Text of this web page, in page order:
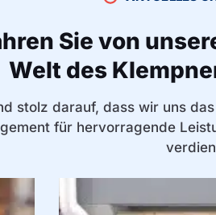
Sie von
Welt des
stolz darauf, dass wir uns
für hervorragende